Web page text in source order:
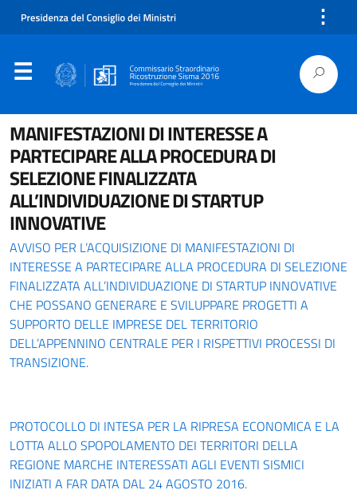
⋮
MANIFESTAZIONI DI INTERESSE A
PARTECIPARE ALLA PROCEDURA DI
SELEZIONE FINALIZZATA
ALL’INDIVIDUAZIONE DI STARTUP
INNOVATIVE
AVVISO PER L’ACQUISIZIONE DI MANIFESTAZIONI DI
INTERESSE A PARTECIPARE ALLA PROCEDURA DI SELEZIONE
FINALIZZATA ALL’INDIVIDUAZIONE DI STARTUP INNOVATIVE
CHE POSSANO GENERARE E SVILUPPARE PROGETTI A
SUPPORTO DELLE IMPRESE DEL TERRITORIO
DELL’APPENNINO CENTRALE PER I RISPETTIVI PROCESSI DI
TRANSIZIONE.
PROTOCOLLO DI INTESA PER LA RIPRESA ECONOMICA E LA
LOTTA ALLO SPOPOLAMENTO DEI TERRITORI DELLA
REGIONE MARCHE INTERESSATI AGLI EVENTI SISMICI
INIZIATI A FAR DATA DAL 24 AGOSTO 2016.